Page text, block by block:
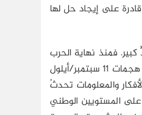
على إيجاد حل لها
فمنذ نهاية الحرب
الباردة ومع تنامي ظاهرة العولمة، أصبح الوضع الدولي أكثر تعقيدًا، وباتت حياة الملايين مُهدَّدة بالصراعات. وقدَّمت هجمات 11 سبتمبر/أيلول
والمعلومات تحدثُ
المستويين الوطني